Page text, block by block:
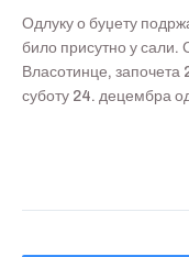
Одлуку о буџету
било присутно у
Власотинце,
суботу 24. децембра